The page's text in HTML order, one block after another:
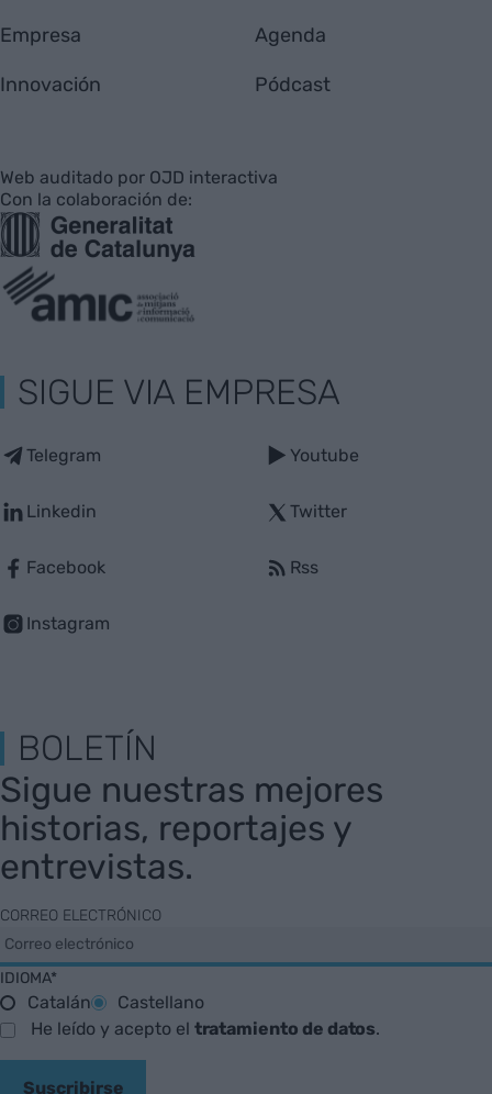
Empresa
Innovación
Agenda
Pódcast
Web auditado por OJD interactiva
Con la colaboración de:
SIGUE VIA EMPRESA
Telegram
Linkedin
Facebook
Instagram
Youtube
Twitter
Rss
BOLETÍN
Sigue nuestras mejores
historias, reportajes y
entrevistas.
CORREO ELECTRÓNICO
IDIOMA*
Catalán
Castellano
He leído y acepto el tratamiento de datos.
Suscribirse